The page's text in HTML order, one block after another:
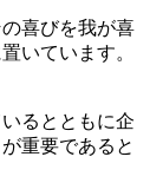
喜びを我が喜
いています。
るとともに企
重要であると